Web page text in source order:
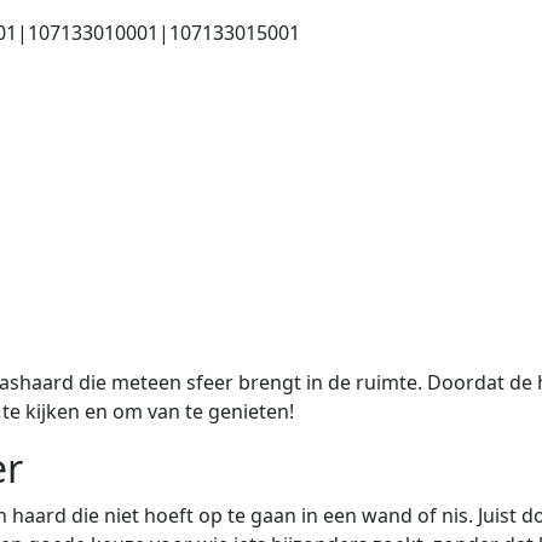
die meteen sfeer brengt in de ruimte. Doordat
kijken en om van te genieten!
haard die niet hoeft op te gaan in een wand of nis. Juist